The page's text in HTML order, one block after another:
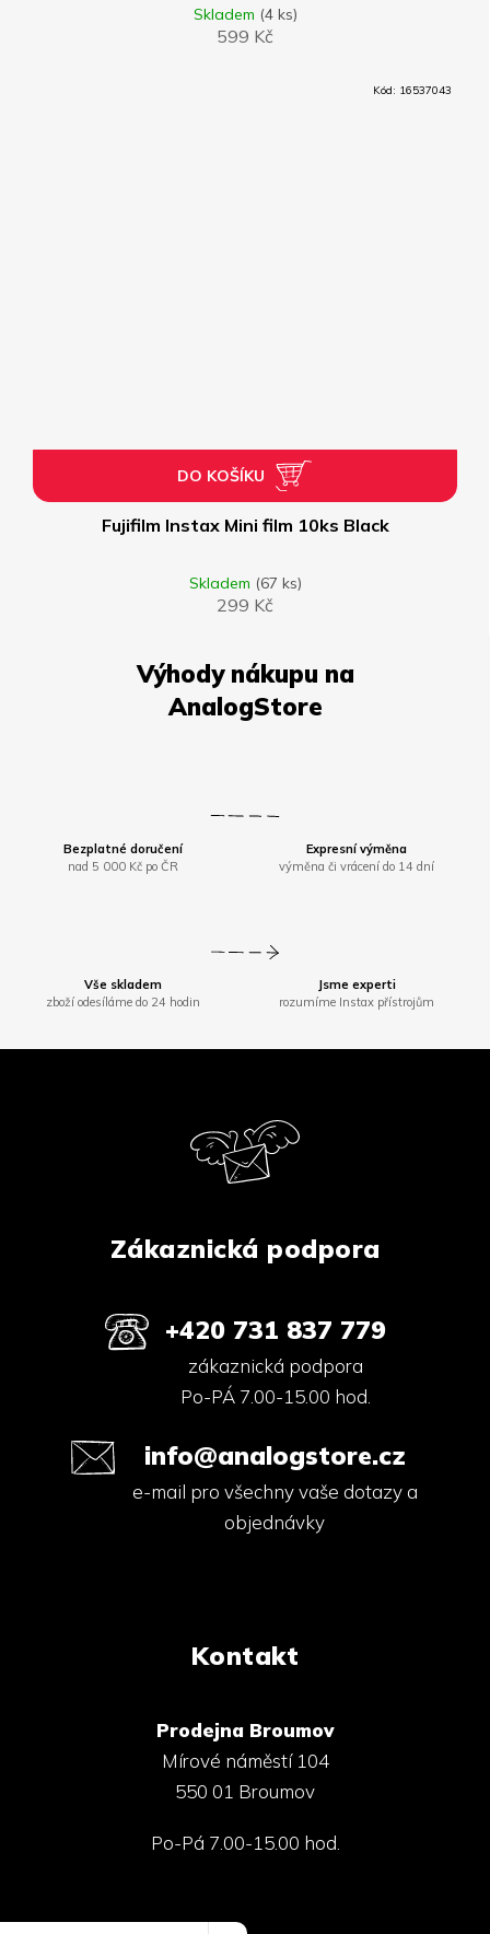
Bezplatné doručení
nad 5 000 Kč po ČR
Expresní výměna
výměna či vrácení do 14 dní
Vše skladem
zboží odesíláme do 24 hodin
Jsme experti
rozumíme Instax přístrojům
Skladem (4 ks)
599 Kč
Fujifilm Instax Mini film 10ks Black
Skladem (67 ks)
299 Kč
DO KOŠÍKU
Kód: 16537043
Zákaznická podpora
+420 731 837 779
zákaznická podpora
Po-PÁ 7.00-15.00 hod.
info@analogstore.cz
e-mail pro všechny vaše dotazy a
objednávky
Kontakt
Prodejna Broumov
Mírové náměstí 104
550 01 Broumov
Po-Pá 7.00-15.00 hod.